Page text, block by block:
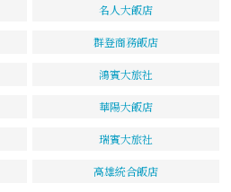
名人大飯店
群登商務飯店
鴻賓大旅社
華陽大飯店
瑞賓大旅社
高雄統合飯店